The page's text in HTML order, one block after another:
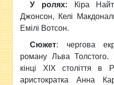
У ролях:
Кіра
Джонсон, Келі
Емілі Вотсон.
Сюжет:
чергова
роману Льва Толстого.
кінці ХІХ століття в
аристократка Анна